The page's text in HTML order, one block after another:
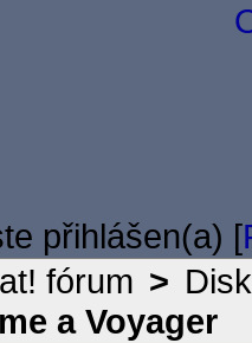
přihlášen(a) [
fórum >
a Voyager